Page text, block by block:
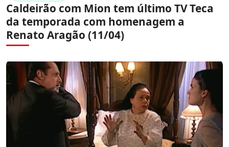
Caldeirão com Mion tem último TV Teca
da temporada com homenagem a
Renato Aragão (11/04)